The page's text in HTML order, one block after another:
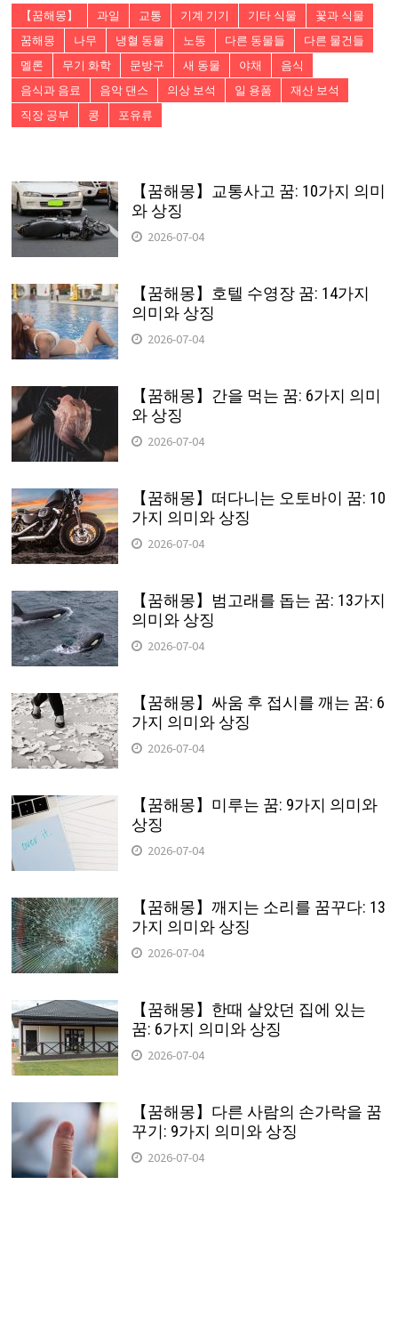
【꿈해몽】 과일 교통 기계 기기 기타 식물
꽃과 식물
꿈해몽
나무 냉혈 동물 노동 다른 동물들
다른 물건들
멜론
무기 화학 문방구 새 동물 야채
음식
음식과 음료
음악 댄스 의상 보석 일 용품
재산 보석
직장 공부
콩 포유류
【꿈해몽】교통사고 꿈: 10가지 의미
와 상징
2026-07-04
【꿈해몽】호텔 수영장 꿈: 14가지
의미와 상징
2026-07-04
【꿈해몽】간을 먹는 꿈: 6가지 의미
와 상징
2026-07-04
【꿈해몽】떠다니는 오토바이 꿈: 10
가지 의미와 상징
2026-07-04
【꿈해몽】범고래를 돕는 꿈: 13가지
의미와 상징
2026-07-04
【꿈해몽】싸움 후 접시를 깨는 꿈: 6
가지 의미와 상징
2026-07-04
【꿈해몽】미루는 꿈: 9가지 의미와
상징
2026-07-04
【꿈해몽】깨지는 소리를 꿈꾸다: 13
가지 의미와 상징
2026-07-04
【꿈해몽】한때 살았던 집에 있는
꿈: 6가지 의미와 상징
2026-07-04
【꿈해몽】다른 사람의 손가락을 꿈
꾸기: 9가지 의미와 상징
2026-07-04